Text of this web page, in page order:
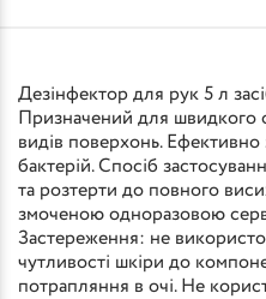
Дезінфектор для рук 5 л
Призначений для швидкого
видів поверхонь. Ефективно
бактерій. Спосіб
та розтерти до повного
змоченою одноразовою
Застереження: не
чутливості шкіри до
потрапляння в очі. Не